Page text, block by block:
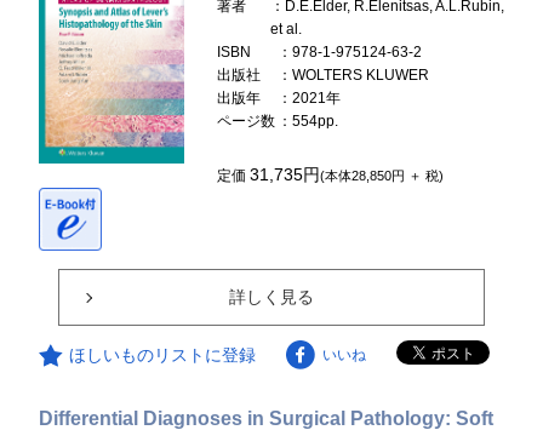
著者
：D.E.Elder, R.Elenitsas, A.L.Rubin,
et al.
ISBN
：978-1-975124-63-2
出版社
：WOLTERS KLUWER
出版年
：2021年
ページ数 ：554pp.
定価31,735円(本体28,850円 ＋ 税)
詳しく見る
ほしいものリストに登録 いいね
Differential Diagnoses in Surgical Pathology: Soft